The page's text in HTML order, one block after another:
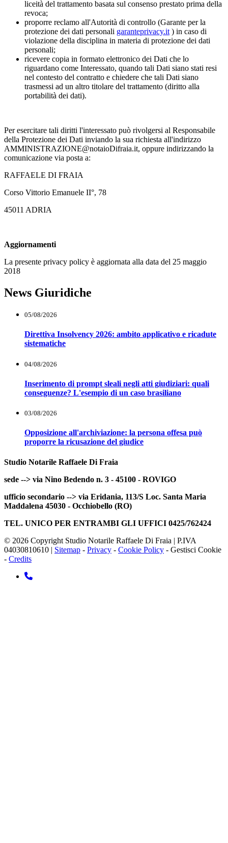
liceità del trattamento basata sul consenso prestato prima della
revoca;
proporre reclamo all'Autorità di controllo (Garante per la
protezione dei dati personali garanteprivacy.it ) in caso di
violazione della disciplina in materia di protezione dei dati
personali;
ricevere copia in formato elettronico dei Dati che lo
riguardano come Interessato, quando tali Dati siano stati resi
nel contesto del contratto e chiedere che tali Dati siano
trasmessi ad un altro titolare del trattamento (diritto alla
portabilità dei dati).
Per esercitare tali diritti l'interessato può rivolgersi al Responsabile
della Protezione dei Dati inviando la sua richiesta all'indirizzo
AMMINISTRAZIONE@notaioDifraia.it, oppure indirizzando la
comunicazione via posta a:
RAFFAELE DI FRAIA
Corso Vittorio Emanuele II°, 78
45011 ADRIA
Aggiornamenti
La presente privacy policy è aggiornata alla data del 25 maggio
2018
News Giuridiche
05/08/2026
Direttiva Insolvency 2026: ambito applicativo e ricadute
sistematiche
04/08/2026
Inserimento di prompt sleali negli atti giudiziari: quali
conseguenze? L'esempio di un caso brasiliano
03/08/2026
Opposizione all'archiviazione: la persona offesa può
proporre la ricusazione del giudice
Studio Notarile Raffaele Di Fraia
sede --> via Nino Bedendo n. 3 - 45100 - ROVIGO
ufficio secondario --> via Eridania, 113/S Loc. Santa Maria
Maddalena 45030 - Occhiobello (RO)
TEL. UNICO PER ENTRAMBI GLI UFFICI 0425/762424
© 2026 Copyright Studio Notarile Raffaele Di Fraia | P.IVA
04030810610 | Sitemap - Privacy - Cookie Policy - Gestisci Cookie
- Credits